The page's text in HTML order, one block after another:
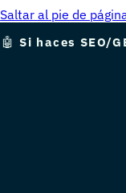
Saltar al pie de
🤖Si haces SEO/